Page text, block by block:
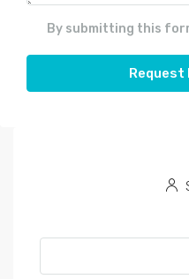
By submitting this